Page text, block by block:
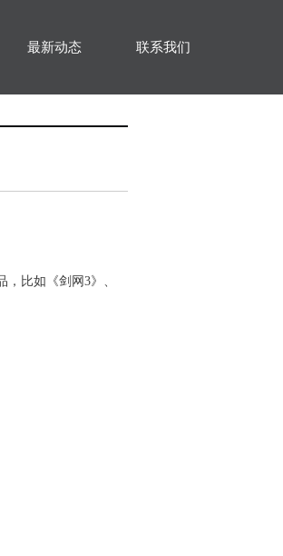
最新动态 联系我们
比如《剑网3》、